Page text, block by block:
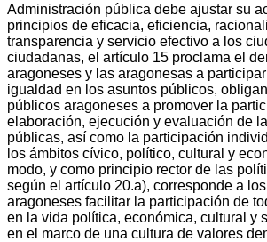
Administración pública debe ajustar su
principios de eficacia, eficiencia,
transparencia y servicio efectivo a los
ciudadanas, el artículo 15 proclama el
aragoneses y las aragonesas a
igualdad en los asuntos públicos,
públicos aragoneses a promover la
elaboración, ejecución y evaluación de
públicas, así como la participación
los ámbitos cívico, político, cultural y
modo, y como principio rector de las
según el artículo 20.a), corresponde a
aragoneses facilitar la participación de
en la vida política, económica, cultural y
en el marco de una cultura de valores